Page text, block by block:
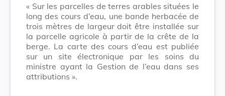
« Sur les parcelles de terres arables situées le
long des cours d’eau, une bande herbacée de
trois mètres de largeur doit être installée sur
la parcelle agricole à partir de la crête de la
berge. La carte des cours d’eau est publiée
sur un site électronique par les soins du
ministre ayant la Gestion de l’eau dans ses
attributions ».